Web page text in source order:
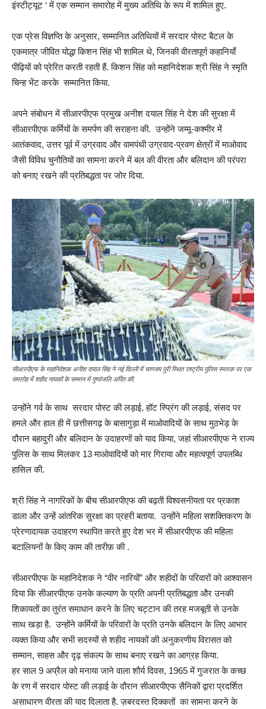
इंस्टीट्यूट ‘ में एक सम्मान समारोह में मुख्य अतिथि के रूप में शामिल हुए.
एक प्रेस विज्ञप्ति के अनुसार, सम्मानित अतिथियों में सरदार पोस्ट बैटल के
एकमात्र जीवित योद्धा किशन सिंह भी शामिल थे, जिनकी वीरतापूर्ण कहानियाँ
पीढ़ियों को प्रेरित करती रहती हैं. किशन सिंह को महानिदेशक श्री सिंह ने स्मृति
चिन्ह भेंट करके सम्मानित किया.
अपने संबोधन में सीआरपीएफ प्रमुख अनीश दयाल सिंह ने देश की सुरक्षा में
सीआरपीएफ कर्मियों के समर्पण की सराहना की. उन्होंने जम्मू-कश्मीर में
आतंकवाद, उत्तर पूर्व में उग्रवाद और वामपंथी उग्रवाद-प्रवण क्षेत्रों में माओवाद
जैसी विविध चुनौतियों का सामना करने में बल की वीरता और बलिदान की परंपरा
को बनाए रखने की प्रतिबद्धता पर जोर दिया.
सीआरपीएफ के महानिदेशक अनीश दयाल सिंह ने नई दिल्ली में चाणक्य पुरी स्थित राष्ट्रीय पुलिस स्मारक पर एक
समारोह में शहीद नायकों के सम्मान में पुष्पांजलि अर्पित की.
उन्होंने गर्व के साथ सरदार पोस्ट की लड़ाई, हॉट स्प्रिंग की लड़ाई, संसद पर
हमले और हाल ही में छत्तीसगढ़ के बासागुड़ा में माओवादियों के साथ मुठभेड़ के
दौरान बहादुरी और बलिदान के उदाहरणों को याद किया, जहां सीआरपीएफ ने राज्य
पुलिस के साथ मिलकर 13 माओवादियों को मार गिराया और महत्वपूर्ण उपलब्धि
हासिल की.
श्री सिंह ने नागरिकों के बीच सीआरपीएफ की बढ़ती विश्वसनीयता पर प्रकाश
डाला और उन्हें आंतरिक सुरक्षा का प्रहरी बताया. उन्होंने महिला सशक्तिकरण के
प्रेरणादायक उदाहरण स्थापित करते हुए देश भर में सीआरपीएफ की महिला
बटालियनों के किए काम की तारीफ़ की .
सीआरपीएफ के महानिदेशक ने “वीर नारियों” और शहीदों के परिवारों को आश्वासन
दिया कि सीआरपीएफ उनके कल्याण के प्रति अपनी प्रतिबद्धता और उनकी
शिकायतों का तुरंत समाधान करने के लिए चट्टान की तरह मजबूती से उनके
साथ खड़ा है. उन्होंने कर्मियों के परिवारों के प्रति उनके बलिदान के लिए आभार
व्यक्त किया और सभी सदस्यों से शहीद नायकों की अनुकरणीय विरासत को
सम्मान, साहस और दृढ़ संकल्प के साथ बनाए रखने का आग्रह किया.
हर साल 9 अप्रैल को मनाया जाने वाला शौर्य दिवस, 1965 में गुजरात के कच्छ
के रण में सरदार पोस्ट की लड़ाई के दौरान सीआरपीएफ सैनिकों द्वारा प्रदर्शित
असाधारण वीरता की याद दिलाता है. ज़बरदस्त दिक्कतों का सामना करने के